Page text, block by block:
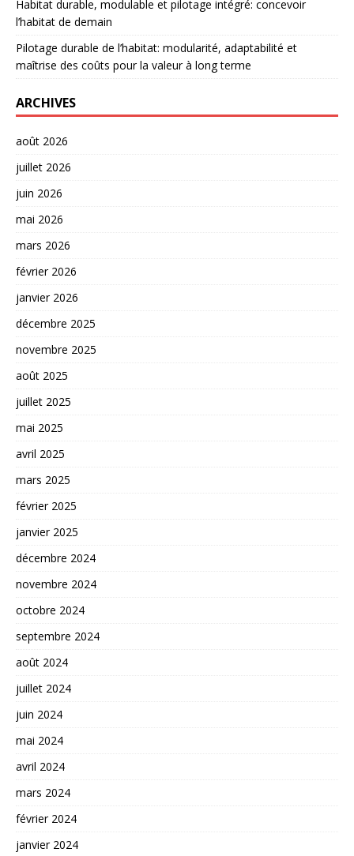
Habitat durable, modulable et pilotage intégré: concevoir
l’habitat de demain
Pilotage durable de l’habitat: modularité, adaptabilité et
maîtrise des coûts pour la valeur à long terme
ARCHIVES
août 2026
juillet 2026
juin 2026
mai 2026
mars 2026
février 2026
janvier 2026
décembre 2025
novembre 2025
août 2025
juillet 2025
mai 2025
avril 2025
mars 2025
février 2025
janvier 2025
décembre 2024
novembre 2024
octobre 2024
septembre 2024
août 2024
juillet 2024
juin 2024
mai 2024
avril 2024
mars 2024
février 2024
janvier 2024